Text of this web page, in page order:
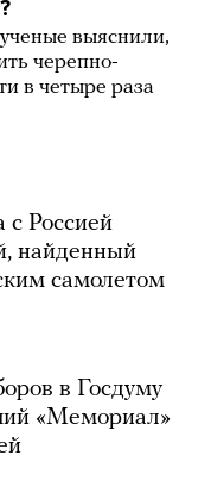
выяснили,
черепно-
в четыре раза
с Россией
найденный
самолетом
в Госдуму
«Мемориал»